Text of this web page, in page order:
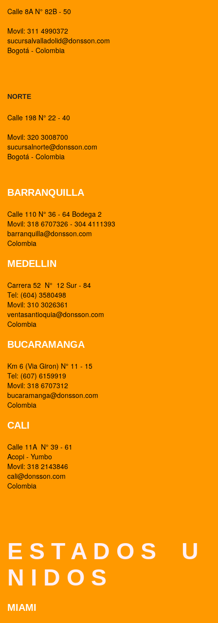
Calle 8A N° 82B - 50
Movil: 311 4990372
sucursalvalladolid@donsson.com
Bogotá - Colombia
NORTE
Calle 198 N° 22 - 40
Movil: 320 3008700
sucursalnorte@donsson.com
Bogotá - Colombia
BARRANQUILLA
Calle 110 N° 36 - 64 Bodega 2
Movil: 318 6707326 - 304 4111393
barranquilla@donsson.com
Colombia
MEDELLIN
Carrera 52 N° 12 Sur - 84
Tel: (604) 3580498
Movil: 310 3026361
ventasantioquia@donsson.com
Colombia
BUCARAMANGA
Km 6 (Via Giron) N° 11 - 15
Tel: (607) 6159919
Movil: 318 6707312
bucaramanga@donsson.com
Colombia
CALI
Calle 11A N° 39 - 61
Acopi - Yumbo
Movil: 318 2143846
cali@donsson.com
Colombia
E S T A D O S U
N I D O S
MIAMI